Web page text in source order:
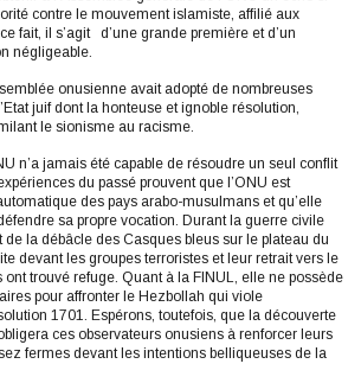
contre le mouvement islamiste, affilié aux
fait, il s’agit d’une grande première et d’un
négligeable.
onusienne avait adopté de nombreuses
juif dont la honteuse et ignoble résolution,
le sionisme au racisme.
n’a jamais été capable de résoudre un seul conflit
du passé prouvent que l’ONU est
des pays arabo-musulmans et qu’elle
sa propre vocation. Durant la guerre civile
la débâcle des Casques bleus sur le plateau du
devant les groupes terroristes et leur retrait vers le
trouvé refuge. Quant à la FINUL, elle ne possède
pour affronter le Hezbollah qui viole
1701. Espérons, toutefois, que la découverte
ces observateurs onusiens à renforcer leurs
fermes devant les intentions belliqueuses de la